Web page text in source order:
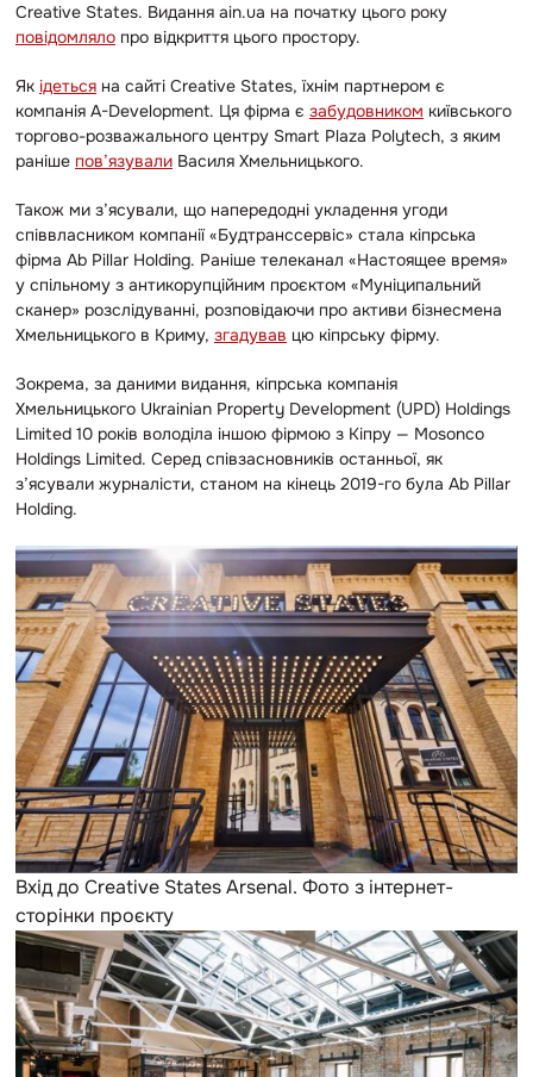
Creative States. Видання ain.ua на початку цього року
повідомляло про відкриття цього простору.
Як ідеться на сайті Creative States, їхнім партнером є
компанія A-Development. Ця фірма є забудовником київського
торгово-розважального центру Smart Plaza Polytech, з яким
раніше пов’язували Василя Хмельницького.
Також ми з’ясували, що напередодні укладення угоди
співвласником компанії «Будтранссервіс» стала кіпрська
фірма Ab Pillar Holding. Раніше телеканал «Настоящее время»
у спільному з антикорупційним проєктом «Муніципальний
сканер» розслідуванні, розповідаючи про активи бізнесмена
Хмельницького в Криму, згадував цю кіпрську фірму.
Зокрема, за даними видання, кіпрська компанія
Хмельницького Ukrainian Property Development (UPD) Holdings
Limited 10 років володіла іншою фірмою з Кіпру — Mosonco
Holdings Limited. Серед співзасновників останньої, як
з’ясували журналісти, станом на кінець 2019-го була Ab Pillar
Holding.
Вхід до Creative States Arsenal. Фото з інтернет-
сторінки проєкту